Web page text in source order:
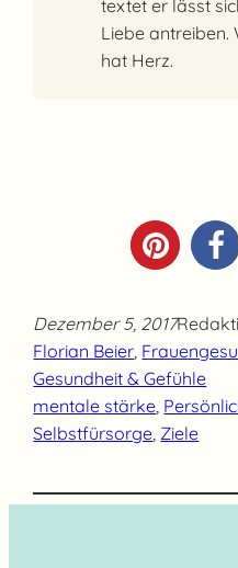
textet er lässt
Liebe antreiben.
hat Herz.
Dezember 5, 2017
Florian Beier
Gesundheit & Gefühle
mentale stärke
Selbstfürsorge Ziele